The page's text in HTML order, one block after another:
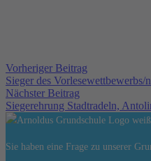
Vorheriger Beitrag
Sieger des Vorlesewettbewerbs/
Nächster Beitrag
Siegerehrung Stadtradeln,
Sie haben eine Frage zu unserer